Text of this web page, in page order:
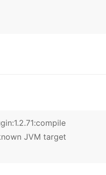
JVM target